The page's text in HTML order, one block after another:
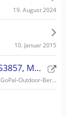
19. August 2024
10. Januar 2015
MEDION Outdoor Navis (MEDION S3857, MEDION S3747)
http://www.gopal-navigator.de/forumdisplay.php?14-GoPal-Outdoor-Bereich